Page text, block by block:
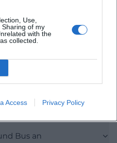
Use,
of my
with the
collected.
Access Privacy Policy
2026 statt und wie ist
Bus an